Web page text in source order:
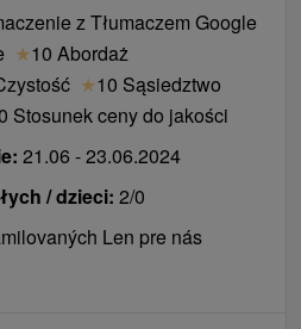
z Tłumaczem Google
★10 Abordaż
★10 Sąsiedztwo
Stosunek ceny do jakości
21.06 - 23.06.2024
/ dzieci: 2/0
Len pre nás